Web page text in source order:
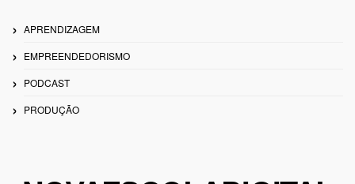
APRENDIZAGEM
EMPREENDEDORISMO
PODCAST
PRODUÇÃO